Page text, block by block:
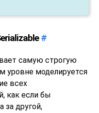
#
самую строгую
уровне моделируется
всех
как если бы
за другой,